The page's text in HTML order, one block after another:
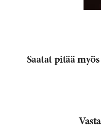
Saatat pitää